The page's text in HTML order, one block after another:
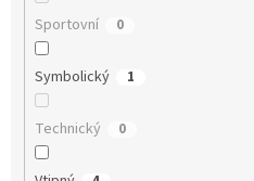
Sportovní 0
Symbolický 1
Technický 0